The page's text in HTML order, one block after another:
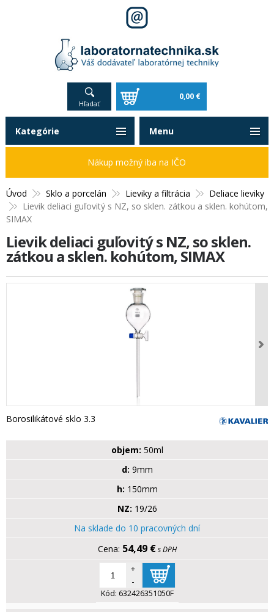
Hľadať
0,00 €
Úvod Sklo a porcelán Lieviky a filtrácia
Deliace lieviky
Lievik deliaci guľovitý s NZ, so sklen. zátkou a sklen. kohútom,
SIMAX
Lievik deliaci guľovitý s NZ, so sklen.
zátkou a sklen. kohútom, SIMAX
Borosilikátové sklo 3.3
objem: 50ml
d: 9mm
h: 150mm
NZ: 19/26
Na sklade do 10 pracovných dní
54,49 € s DPH
+
-
Kód: 632426351050F
Kategórie
Nákup možný iba na IČO
Menu